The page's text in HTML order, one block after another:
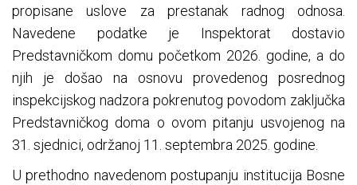
propisane uslove za prestanak radnog odnosa.
Navedene podatke je Inspektorat dostavio
Predstavničkom domu početkom 2026. godine, a do
njih je došao na osnovu provedenog posrednog
inspekcijskog nadzora pokrenutog povodom zaključka
Predstavničkog doma o ovom pitanju usvojenog na
31. sjednici, održanoj 11. septembra 2025. godine.
U prethodno navedenom postupanju institucija Bosne